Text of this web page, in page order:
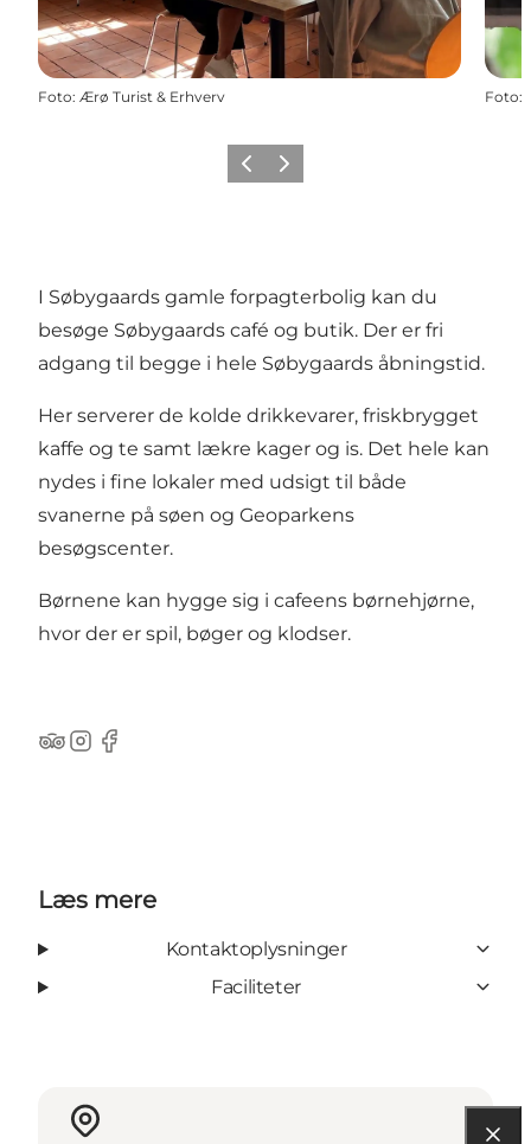
Foto: Ærø Turist & Erhverv Foto:
ForrigeNæste
I Søbygaards gamle forpagterbolig kan du
besøge Søbygaards café og butik. Der er fri
adgang til begge i hele Søbygaards åbningstid.
Her serverer de kolde drikkevarer, friskbrygget
kaffe og te samt lækre kager og is. Det hele kan
nydes i fine lokaler med udsigt til både
svanerne på søen og Geoparkens
besøgscenter.
Børnene kan hygge sig i cafeens børnehjørne,
hvor der er spil, bøger og klodser.
Tripadvisor
Instagram
Facebook
Læs mere
Kontaktoplysninger
Faciliteter